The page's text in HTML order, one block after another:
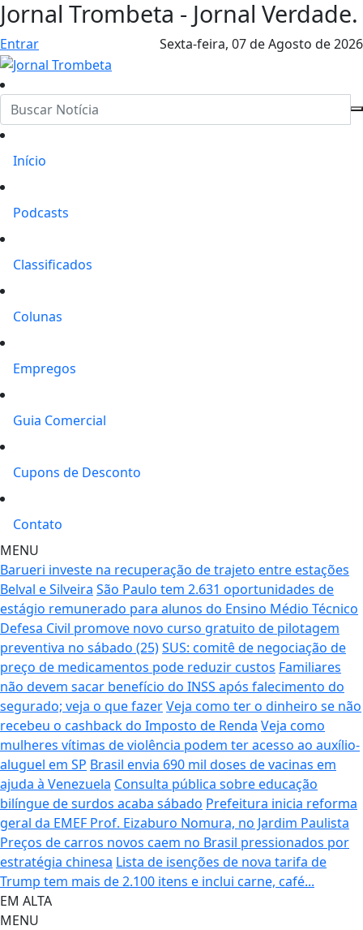
Jornal Trombeta - Jornal Verdade.
Entrar Sexta-feira, 07 de Agosto de 2026
Início
Podcasts
Classificados
Colunas
Empregos
Guia Comercial
Cupons de Desconto
Contato
MENU
Barueri investe na recuperação de trajeto entre estações
Belval e Silveira São Paulo tem 2.631 oportunidades de
estágio remunerado para alunos do Ensino Médio Técnico
Defesa Civil promove novo curso gratuito de pilotagem
preventiva no sábado (25)SUS: comitê de negociação de
preço de medicamentos pode reduzir custos Familiares
não devem sacar benefício do INSS após falecimento do
segurado; veja o que fazerVeja como ter o dinheiro se não
recebeu o cashback do Imposto de Renda Veja como
mulheres vítimas de violência podem ter acesso ao auxílio-
aluguel em SP Brasil envia 690 mil doses de vacinas em
ajuda à Venezuela Consulta pública sobre educação
bilíngue de surdos acaba sábado Prefeitura inicia reforma
geral da EMEF Prof. Eizaburo Nomura, no Jardim Paulista
Preços de carros novos caem no Brasil pressionados por
estratégia chinesa Lista de isenções de nova tarifa de
Trump tem mais de 2.100 itens e inclui carne, café...
EM ALTA
MENU